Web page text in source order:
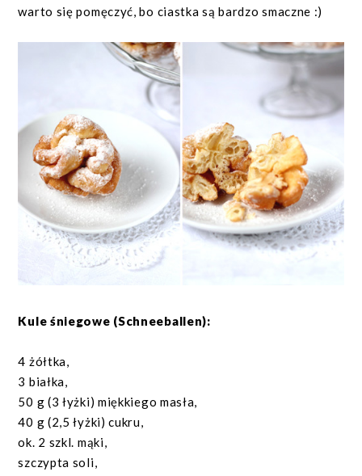
warto się pomęczyć, bo ciastka są bardzo smaczne :)
Kule śniegowe (Schneeballen):
4 żółtka,
3 białka,
50 g (3 łyżki) miękkiego masła,
40 g (2,5 łyżki) cukru,
ok. 2 szkl. mąki,
szczypta soli,